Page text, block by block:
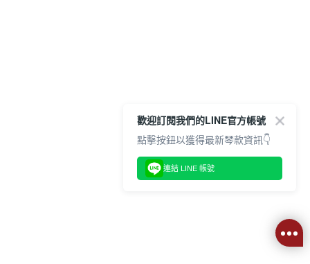
歡迎訂閱我們的LINE官方帳號
點擊按鈕以獲得最新琴款資訊👇
連結 LINE 帳號